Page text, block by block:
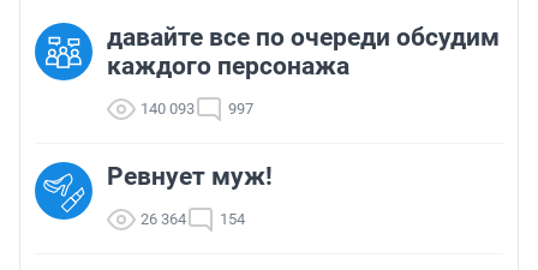
давайте все по очереди обсудим
каждого персонажа
140 093 997
Ревнует муж!
26 364 154